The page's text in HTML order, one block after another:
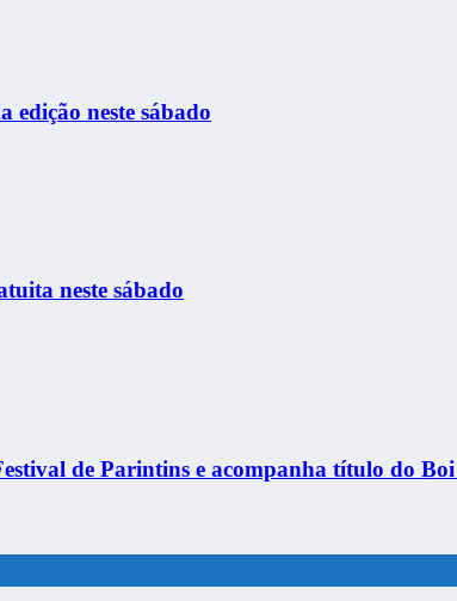
edição neste sábado
neste sábado
de Parintins e acompanha título do